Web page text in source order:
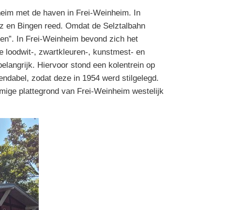
met de haven in Frei-Weinheim. In
en Bingen reed. Omdat de Selztalbahn
In Frei-Weinheim bevond zich het
loodwit-, zwartkleuren-, kunstmest- en
Hiervoor stond een kolentrein op
zodat deze in 1954 werd stilgelegd.
plattegrond van Frei-Weinheim westelijk